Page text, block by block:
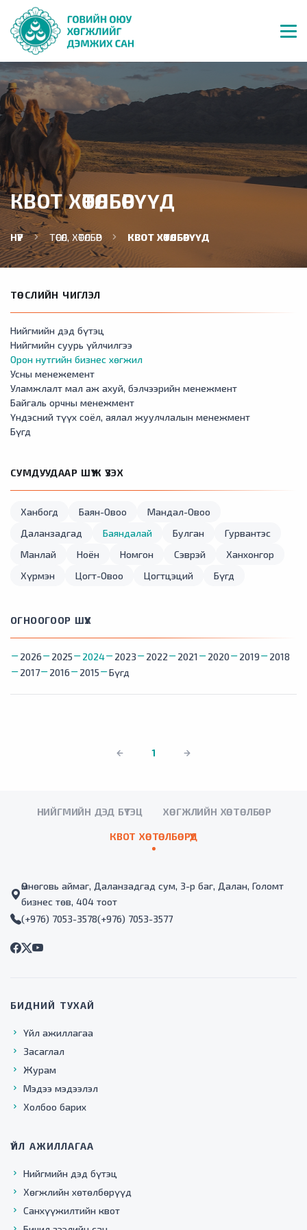
КВОТ ХӨТӨЛБӨРҮҮД
НҮҮР ТӨСӨЛ, ХӨТӨЛБӨР КВОТ ХӨТӨЛБӨРҮҮД
ТӨСЛИЙН ЧИГЛЭЛ
Нийгмийн дэд бүтэц
Нийгмийн суурь үйлчилгээ
Орон нутгийн бизнес хөгжил
Усны менежемент
Уламжлалт мал аж ахуй, бэлчээрийн менежмент
Байгаль орчны менежмент
Үндэсний түүх соёл, аялал жуулчлалын менежмент
Бүгд
СУМДУУДААР ШҮҮЖ ҮЗЭХ
Ханбогд Баян-Овоо
Мандал-Овоо
Даланзадгад
Баяндалай Булган
Гурвантэс
Манлай
Ноён Номгон Сэврэй
Ханхонгор
Хүрмэн
Цогт-Овоо Цогтцэций Бүгд
ОГНООГООР ШҮҮХ
2026 2025 2024 2023 2022 2021 2020 2019
2018
2017
2016 2015 Бүгд
1
НИЙГМИЙН ДЭД БҮТЭЦ ХӨГЖЛИЙН ХӨТӨЛБӨР
КВОТ ХӨТӨЛБӨРҮҮД
Өмнөговь аймаг, Даланзадгад сум, 3-р баг, Далан, Голомт
бизнес төв, 404 тоот
(+976) 7053-3578(+976) 7053-3577
БИДНИЙ ТУХАЙ
Үйл ажиллагаа
Засаглал
Журам
Мэдээ мэдээлэл
Холбоо барих
ҮЙЛ АЖИЛЛАГАА
Нийгмийн дэд бүтэц
Хөгжлийн хөтөлбөрүүд
Санхүүжилтийн квот